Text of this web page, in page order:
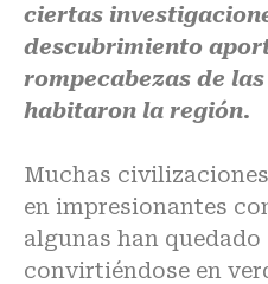
ciertas
descubrimiento
rompecabezas de
habitaron la región.
Muchas
en impresionantes
algunas han
convirtiéndose en